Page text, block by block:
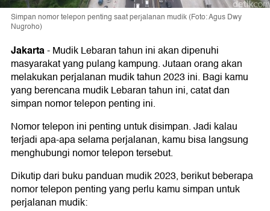
Simpan nomor telepon penting saat perjalanan mudik (Foto: Agus Dwy
Nugroho)
Jakarta-Mudik Lebaran tahun ini akan dipenuhi
masyarakat yang pulang kampung. Jutaan orang akan
melakukan perjalanan mudik tahun 2023 ini. Bagi kamu
yang berencana mudik Lebaran tahun ini, catat dan
simpan nomor telepon penting ini.
Nomor telepon ini penting untuk disimpan. Jadi kalau
terjadi apa-apa selama perjalanan, kamu bisa langsung
menghubungi nomor telepon tersebut.
Dikutip dari buku panduan mudik 2023, berikut beberapa
nomor telepon penting yang perlu kamu simpan untuk
perjalanan mudik: